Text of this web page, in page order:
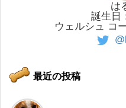
は
誕生日
ウェルシュ コ
最近の投稿